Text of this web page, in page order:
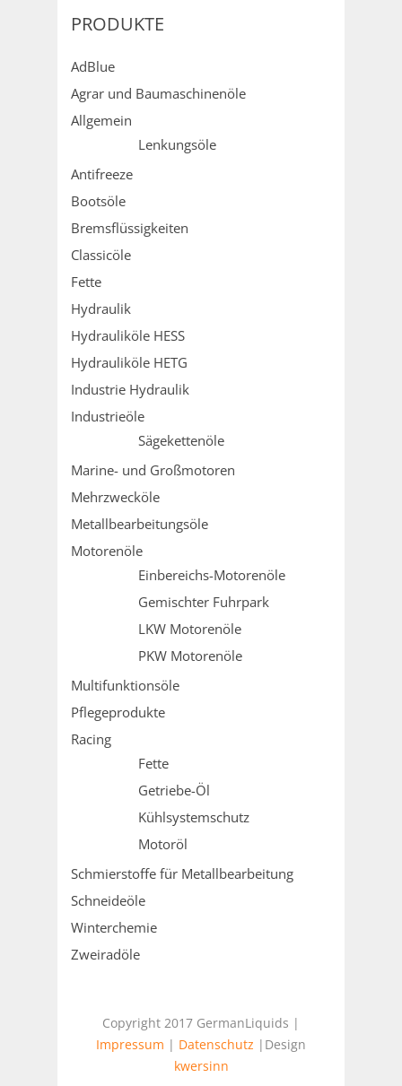
PRODUKTE
AdBlue
Agrar und Baumaschinenöle
Allgemein
Lenkungsöle
Antifreeze
Bootsöle
Bremsflüssigkeiten
Classicöle
Fette
Hydraulik
Hydrauliköle HESS
Hydrauliköle HETG
Industrie Hydraulik
Industrieöle
Sägekettenöle
Marine- und Großmotoren
Mehrzwecköle
Metallbearbeitungsöle
Motorenöle
Einbereichs-Motorenöle
Gemischter Fuhrpark
LKW Motorenöle
PKW Motorenöle
Multifunktionsöle
Pflegeprodukte
Racing
Fette
Getriebe-Öl
Kühlsystemschutz
Motoröl
Schmierstoffe für Metallbearbeitung
Schneideöle
Winterchemie
Zweiradöle
Copyright 2017 GermanLiquids |
Impressum | Datenschutz |Design
kwersinn